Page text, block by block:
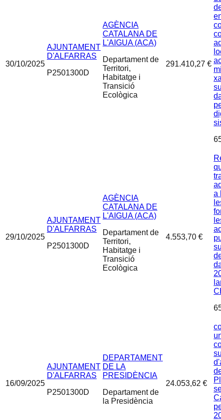
30/10/2025
AJUNTAMENT
D'ALFARRAS
P2501300D
AGÈNCIA
CATALANA DE
L'AIGUA (ACA)
Departament de
Territori,
Habitatge i
Transició
Ecològica
291.410,27 €
29/10/2025
AJUNTAMENT
D'ALFARRAS
P2501300D
AGÈNCIA
CATALANA DE
L'AIGUA (ACA)
Departament de
Territori,
Habitatge i
Transició
Ecològica
4.553,70 €
a
16/09/2025
AJUNTAMENT
D'ALFARRAS
P2501300D
DEPARTAMENT
DE LA
PRESIDÈNCIA
Departament de
la Presidència
24.053,62 €